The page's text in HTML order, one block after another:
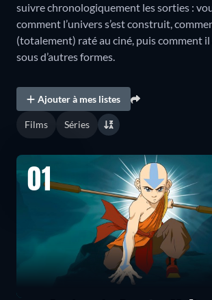
suivre chronologiquement les sorties :
comment l’univers s’est construit,
(totalement) raté au ciné, puis comment il
sous d’autres formes.
Ajouter à mes listes
Films Séries
01